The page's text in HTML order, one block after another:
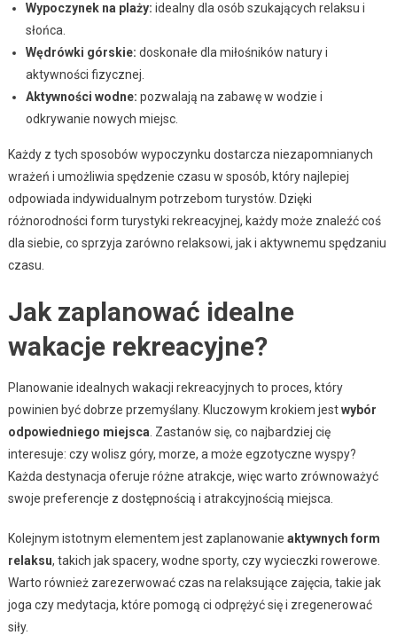
Wypoczynek na plaży: idealny dla osób szukających relaksu i
słońca.
Wędrówki górskie: doskonałe dla miłośników natury i
aktywności fizycznej.
Aktywności wodne: pozwalają na zabawę w wodzie i
odkrywanie nowych miejsc.
Każdy z tych sposobów wypoczynku dostarcza niezapomnianych
wrażeń i umożliwia spędzenie czasu w sposób, który najlepiej
odpowiada indywidualnym potrzebom turystów. Dzięki
różnorodności form turystyki rekreacyjnej, każdy może znaleźć coś
dla siebie, co sprzyja zarówno relaksowi, jak i aktywnemu spędzaniu
czasu.
Jak zaplanować idealne
wakacje rekreacyjne?
Planowanie idealnych wakacji rekreacyjnych to proces, który
powinien być dobrze przemyślany. Kluczowym krokiem jestwybór
odpowiedniego miejsca . Zastanów się, co najbardziej cię
interesuje: czy wolisz góry, morze, a może egzotyczne wyspy?
Każda destynacja oferuje różne atrakcje, więc warto zrównoważyć
swoje preferencje z dostępnością i atrakcyjnością miejsca.
Kolejnym istotnym elementem jest zaplanowanie aktywnych form
relaksu, takich jak spacery, wodne sporty, czy wycieczki rowerowe.
Warto również zarezerwować czas na relaksujące zajęcia, takie jak
joga czy medytacja, które pomogą ci odprężyć się i zregenerować
siły.